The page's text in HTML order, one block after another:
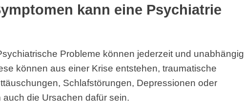
kann eine Psychiatrie
Probleme können jederzeit und unabhängig
können aus einer Krise entstehen, traumatische
Schlafstörungen, Depressionen oder
die Ursachen dafür sein.